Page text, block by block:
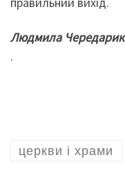
Людмила Чередарик
.
церкви і храми